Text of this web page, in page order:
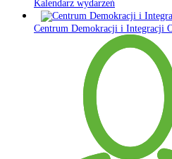
Kalendarz wydarzeń
Centrum Demokracji i Integracji